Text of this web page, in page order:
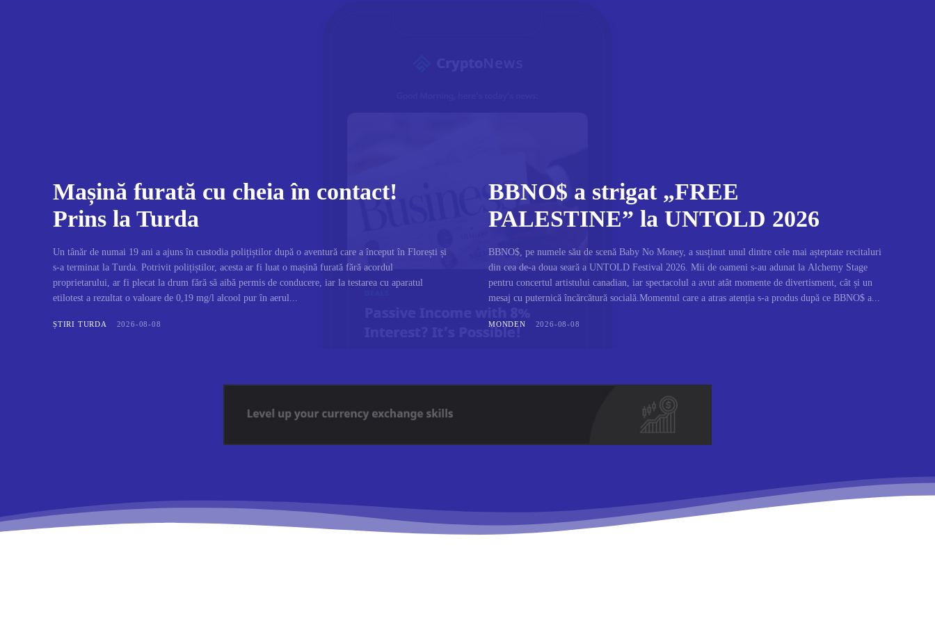
Mașină furată cu cheia în contact!
Prins la Turda
Un tânăr de numai 19 ani a ajuns în custodia polițiștilor după o aventură care a început în Florești și
s-a terminat la Turda. Potrivit polițiștilor, acesta ar fi luat o mașină furată fără acordul
proprietarului, ar fi plecat la drum fără să aibă permis de conducere, iar la testarea cu aparatul
etilotest a rezultat o valoare de 0,19 mg/l alcool pur în aerul...
ȘTIRI TURDA 2026-08-08
BBNO$ a strigat „FREE
PALESTINE” la UNTOLD 2026
BBNO$, pe numele său de scenă Baby No Money, a susținut unul dintre cele mai așteptate recitaluri
din cea de-a doua seară a UNTOLD Festival 2026. Mii de oameni s-au adunat la Alchemy Stage
pentru concertul artistului canadian, iar spectacolul a avut atât momente de divertisment, cât și un
mesaj cu puternică încărcătură socială.Momentul care a atras atenția s-a produs după ce BBNO$ a...
MONDEN 2026-08-08